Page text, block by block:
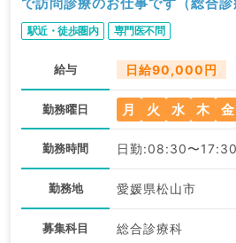
駅近・徒歩圏内 専門医不問
給与 日給90,000円
勤務曜日 月 火 水 木 金
勤務時間 日勤:08:30〜
勤務地 愛媛県松山市
募集科目 総合診療科